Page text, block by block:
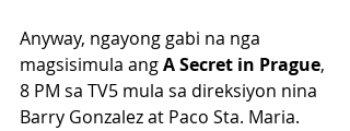
Anyway, ngayong gabi na nga
magsisimula ang A Secret in Prague,
8 PM sa TV5 mula sa direksiyon nina
Barry Gonzalez at Paco Sta. Maria.